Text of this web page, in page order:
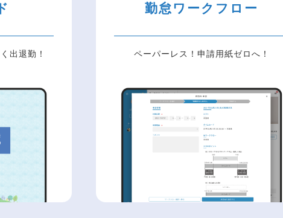
出退勤！
勤怠ワークフロー
ペーパーレス！申請用紙ゼロへ！